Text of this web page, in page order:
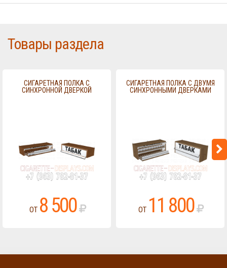
Товары раздела
СИГАРЕТНАЯ ПОЛКА С
СИНХРОННОЙ ДВЕРКОЙ
ОТ 8 500
СИГАРЕТНАЯ ПОЛКА С ДВУМЯ
СИНХРОННЫМИ ДВЕРКАМИ
ОТ 11 800